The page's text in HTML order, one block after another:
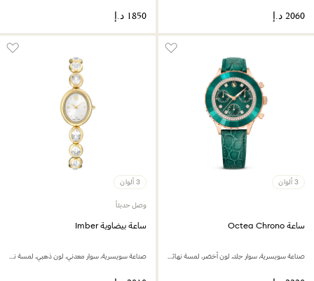
3 ألوان
ساعة Octea Chrono
صناعة سويسرية، سوار جلد، لون أخضر، لمسة نهائية بلون ذهبي وردي
3 ألوان
وصل حديثاً
ساعة بيضاوية Imber
صناعة سويسرية، سوار معدني، لون ذهبي، لمسة نهائية بلون ذهبي